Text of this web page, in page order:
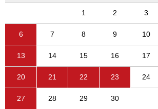
1 2 3
6 7 8 9 10
13 14 15 16 17
20 21 22 23 24
27 28 29 30